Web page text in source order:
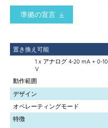
準拠の宣言
置き換え可能
1 x アナログ 4-20 mA + 0-10
V
動作範囲
デザイン
オペレーティングモード
特徴